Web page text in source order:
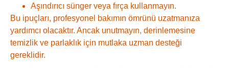
Aşındırıcı sünger veya fırça kullanmayın.
Bu ipuçları, profesyonel bakımın ömrünü uzatmanıza
yardımcı olacaktır. Ancak unutmayın, derinlemesine
temizlik ve parlaklık için mutlaka uzman desteği
gereklidir.